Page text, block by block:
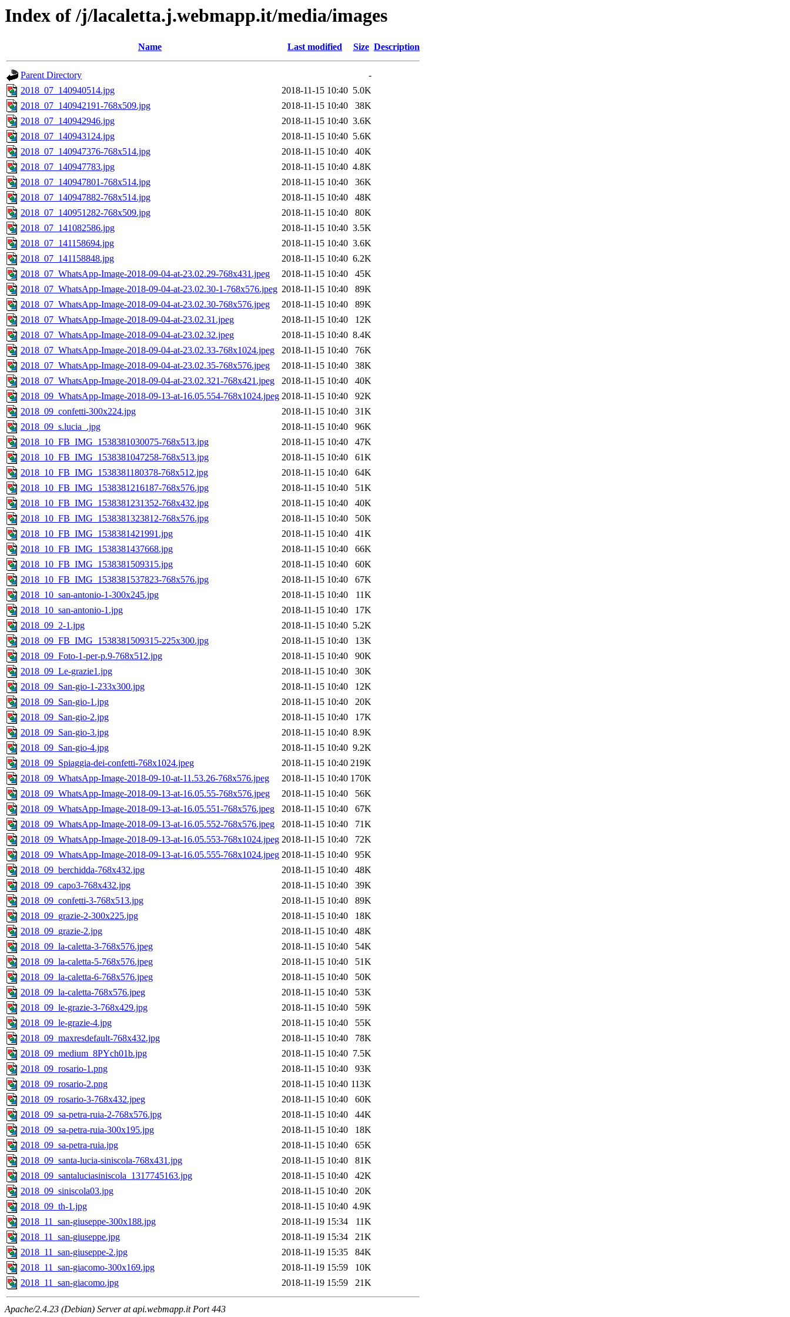
Index of /j/lacaletta.j.webmapp.it/media/images
Name Last modified Size Description
Parent Directory
-
2018_07_140940514.jpg
2018-11-15 10:40 5.0K
2018_07_140942191-768x509.jpg
2018-11-15 10:40
38K
2018_07_140942946.jpg
2018-11-15 10:40 3.6K
2018_07_140943124.jpg
2018-11-15 10:40 5.6K
2018_07_140947376-768x514.jpg
2018-11-15 10:40
40K
2018_07_140947783.jpg
2018-11-15 10:40 4.8K
2018_07_140947801-768x514.jpg
2018-11-15 10:40
36K
2018_07_140947882-768x514.jpg
2018-11-15 10:40
48K
2018_07_140951282-768x509.jpg
2018-11-15 10:40
80K
2018_07_141082586.jpg
2018-11-15 10:40 3.5K
2018_07_141158694.jpg
2018-11-15 10:40 3.6K
2018_07_141158848.jpg
2018-11-15 10:40 6.2K
2018_07_WhatsApp-Image-2018-09-04-at-23.02.29-768x431.jpeg
2018-11-15 10:40
45K
2018_07_WhatsApp-Image-2018-09-04-at-23.02.30-1-768x576.jpeg 2018-11-15 10:40
89K
2018_07_WhatsApp-Image-2018-09-04-at-23.02.30-768x576.jpeg
2018-11-15 10:40
89K
2018_07_WhatsApp-Image-2018-09-04-at-23.02.31.jpeg
2018-11-15 10:40
12K
2018_07_WhatsApp-Image-2018-09-04-at-23.02.32.jpeg
2018-11-15 10:40 8.4K
2018_07_WhatsApp-Image-2018-09-04-at-23.02.33-768x1024.jpeg
2018-11-15 10:40
76K
2018_07_WhatsApp-Image-2018-09-04-at-23.02.35-768x576.jpeg
2018-11-15 10:40
38K
2018_07_WhatsApp-Image-2018-09-04-at-23.02.321-768x421.jpeg
2018-11-15 10:40
40K
2018_09_WhatsApp-Image-2018-09-13-at-16.05.554-768x1024.jpeg 2018-11-15 10:40
92K
2018_09_confetti-300x224.jpg
2018-11-15 10:40
31K
2018_09_s.lucia_.jpg
2018-11-15 10:40
96K
2018_10_FB_IMG_1538381030075-768x513.jpg
2018-11-15 10:40
47K
2018_10_FB_IMG_1538381047258-768x513.jpg
2018-11-15 10:40
61K
2018_10_FB_IMG_1538381180378-768x512.jpg
2018-11-15 10:40
64K
2018_10_FB_IMG_1538381216187-768x576.jpg
2018-11-15 10:40
51K
2018_10_FB_IMG_1538381231352-768x432.jpg
2018-11-15 10:40
40K
2018_10_FB_IMG_1538381323812-768x576.jpg
2018-11-15 10:40
50K
2018_10_FB_IMG_1538381421991.jpg
2018-11-15 10:40
41K
2018_10_FB_IMG_1538381437668.jpg
2018-11-15 10:40
66K
2018_10_FB_IMG_1538381509315.jpg
2018-11-15 10:40
60K
2018_10_FB_IMG_1538381537823-768x576.jpg
2018-11-15 10:40
67K
2018_10_san-antonio-1-300x245.jpg
2018-11-15 10:40
11K
2018_10_san-antonio-1.jpg
2018-11-15 10:40
17K
2018_09_2-1.jpg
2018-11-15 10:40 5.2K
2018_09_FB_IMG_1538381509315-225x300.jpg
2018-11-15 10:40
13K
2018_09_Foto-1-per-p.9-768x512.jpg
2018-11-15 10:40
90K
2018_09_Le-grazie1.jpg
2018-11-15 10:40
30K
2018_09_San-gio-1-233x300.jpg
2018-11-15 10:40
12K
2018_09_San-gio-1.jpg
2018-11-15 10:40
20K
2018_09_San-gio-2.jpg
2018-11-15 10:40
17K
2018_09_San-gio-3.jpg
2018-11-15 10:40 8.9K
2018_09_San-gio-4.jpg
2018-11-15 10:40 9.2K
2018_09_Spiaggia-dei-confetti-768x1024.jpeg
2018-11-15 10:40 219K
2018_09_WhatsApp-Image-2018-09-10-at-11.53.26-768x576.jpeg
2018-11-15 10:40 170K
2018_09_WhatsApp-Image-2018-09-13-at-16.05.55-768x576.jpeg
2018-11-15 10:40
56K
2018_09_WhatsApp-Image-2018-09-13-at-16.05.551-768x576.jpeg
2018-11-15 10:40
67K
2018_09_WhatsApp-Image-2018-09-13-at-16.05.552-768x576.jpeg
2018-11-15 10:40
71K
2018_09_WhatsApp-Image-2018-09-13-at-16.05.553-768x1024.jpeg 2018-11-15 10:40
72K
2018_09_WhatsApp-Image-2018-09-13-at-16.05.555-768x1024.jpeg 2018-11-15 10:40
95K
2018_09_berchidda-768x432.jpg
2018-11-15 10:40
48K
2018_09_capo3-768x432.jpg
2018-11-15 10:40
39K
2018_09_confetti-3-768x513.jpg
2018-11-15 10:40
89K
2018_09_grazie-2-300x225.jpg
2018-11-15 10:40
18K
2018_09_grazie-2.jpg
2018-11-15 10:40
48K
2018_09_la-caletta-3-768x576.jpeg
2018-11-15 10:40
54K
2018_09_la-caletta-5-768x576.jpeg
2018-11-15 10:40
51K
2018_09_la-caletta-6-768x576.jpeg
2018-11-15 10:40
50K
2018_09_la-caletta-768x576.jpeg
2018-11-15 10:40
53K
2018_09_le-grazie-3-768x429.jpg
2018-11-15 10:40
59K
2018_09_le-grazie-4.jpg
2018-11-15 10:40
55K
2018_09_maxresdefault-768x432.jpg
2018-11-15 10:40
78K
2018_09_medium_8PYch01b.jpg
2018-11-15 10:40 7.5K
2018_09_rosario-1.png
2018-11-15 10:40
93K
2018_09_rosario-2.png
2018-11-15 10:40 113K
2018_09_rosario-3-768x432.jpeg
2018-11-15 10:40
60K
2018_09_sa-petra-ruia-2-768x576.jpg
2018-11-15 10:40
44K
2018_09_sa-petra-ruia-300x195.jpg
2018-11-15 10:40
18K
2018_09_sa-petra-ruia.jpg
2018-11-15 10:40
65K
2018_09_santa-lucia-siniscola-768x431.jpg
2018-11-15 10:40
81K
2018_09_santaluciasiniscola_1317745163.jpg
2018-11-15 10:40
42K
2018_09_siniscola03.jpg
2018-11-15 10:40
20K
2018_09_th-1.jpg
2018-11-15 10:40 4.9K
2018_11_san-giuseppe-300x188.jpg
2018-11-19 15:34
11K
2018_11_san-giuseppe.jpg
2018-11-19 15:34
21K
2018_11_san-giuseppe-2.jpg
2018-11-19 15:35
84K
2018_11_san-giacomo-300x169.jpg
2018-11-19 15:59
10K
2018_11_san-giacomo.jpg
2018-11-19 15:59 21K
Apache/2.4.23 (Debian) Server at api.webmapp.it Port 443